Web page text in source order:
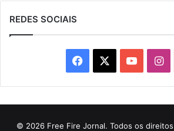
REDES SOCIAIS
Facebook YouTube
© 2026 Free Fire Jornal. Todos os